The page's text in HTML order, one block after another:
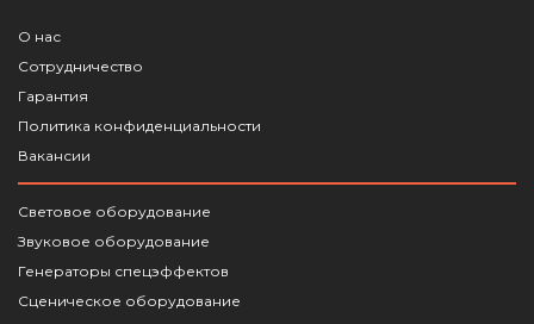
О нас
Сотрудничество
Гарантия
Политика конфиденциальности
Вакансии
Световое оборудование
Звуковое оборудование
Генераторы спецэффектов
Сценическое оборудование